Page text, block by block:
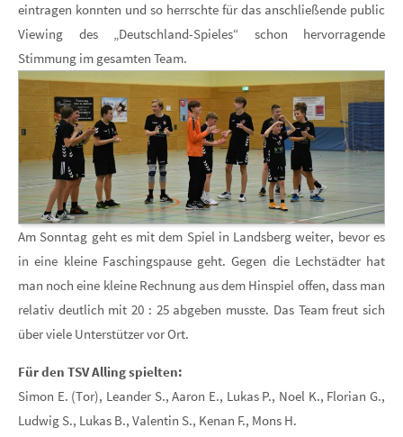
eintragen konnten und so herrschte für das anschließende public
Viewing des „Deutschland-Spieles“ schon hervorragende
Stimmung im gesamten Team.
Am Sonntag geht es mit dem Spiel in Landsberg weiter, bevor es
in eine kleine Faschingspause geht. Gegen die Lechstädter hat
man noch eine kleine Rechnung aus dem Hinspiel offen, dass man
relativ deutlich mit 20 : 25 abgeben musste. Das Team freut sich
über viele Unterstützer vor Ort.
Für den TSV Alling spielten:
Simon E. (Tor), Leander S., Aaron E., Lukas P., Noel K., Florian G.,
Ludwig S., Lukas B., Valentin S., Kenan F., Mons H.